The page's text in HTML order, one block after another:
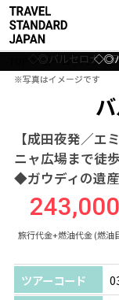
ヨーロッパ ス
【成田夜発／エ
ニャ広場まで徒
◆ガウディの遺
243,000
旅行代金+燃油代金 (燃油
◇◎バルセロナ：
◇◎
※写真はイメージです
※写真はイメージです
ツアーコード